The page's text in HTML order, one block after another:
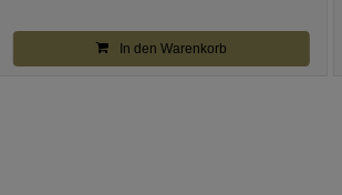
In den Warenkorb